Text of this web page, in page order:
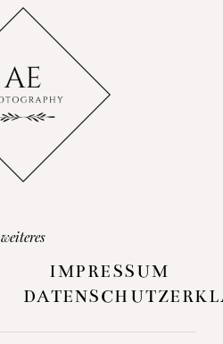
weiteres
IMPRESSUM